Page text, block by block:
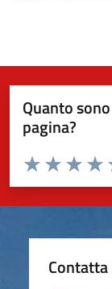
Quanto
pagina?
Valuta da 1 a 5
Valuta
Valuta 2
Valuta 1 stelle